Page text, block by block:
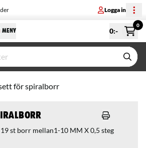
Logga in
MENY 0:-
0
för spiralborr
st borr mellan1-10 MM X 0,5 steg